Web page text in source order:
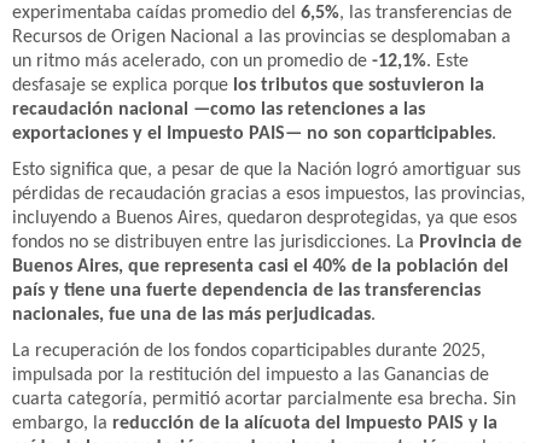
experimentaba caídas promedio del 6,5%, las transferencias de
Recursos de Origen Nacional a las provincias se desplomaban a
un ritmo más acelerado, con un promedio de -12,1%. Este
desfasaje se explica porque los tributos que sostuvieron la
recaudación nacional —como las retenciones a las
exportaciones y el Impuesto PAIS— no son coparticipables.
Esto significa que, a pesar de que la Nación logró amortiguar sus
pérdidas de recaudación gracias a esos impuestos, las provincias,
incluyendo a Buenos Aires, quedaron desprotegidas, ya que esos
fondos no se distribuyen entre las jurisdicciones. La Provincia de
Buenos Aires, que representa casi el 40% de la población del
país y tiene una fuerte dependencia de las transferencias
nacionales, fue una de las más perjudicadas.
La recuperación de los fondos coparticipables durante 2025,
impulsada por la restitución del impuesto a las Ganancias de
cuarta categoría, permitió acortar parcialmente esa brecha. Sin
embargo, la reducción de la alícuota del Impuesto PAIS y la